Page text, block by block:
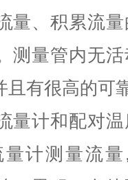
量、积累流
测量管内无
且有很高的可
量计和配对
计测量流